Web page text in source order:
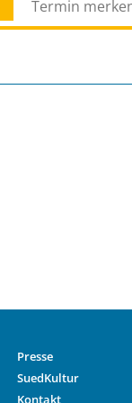
Termin
Presse
SuedKultur
Kontakt